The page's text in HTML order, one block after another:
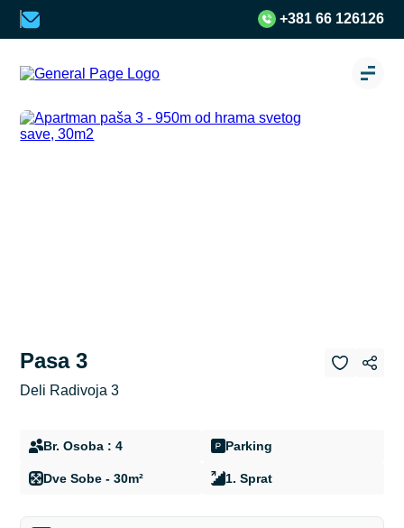
+381 66 126126
Pasa 3
Deli Radivoja 3
Br. Osoba : 4 Parking
Dve Sobe - 30m² 1. Sprat